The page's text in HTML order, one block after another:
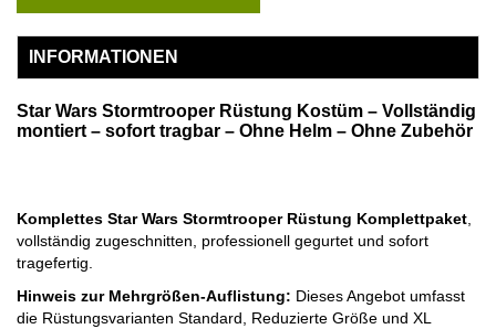
INFORMATIONEN
Star Wars Stormtrooper Rüstung Kostüm – Vollständig
montiert – sofort tragbar – Ohne Helm – Ohne Zubehör
Komplettes Star Wars Stormtrooper Rüstung Komplettpaket
vollständig zugeschnitten, professionell gegurtet und sofort
tragefertig.
Hinweis zur Mehrgrößen-Auflistung: Dieses Angebot umfasst
die Rüstungsvarianten Standard, Reduzierte Größe und XL